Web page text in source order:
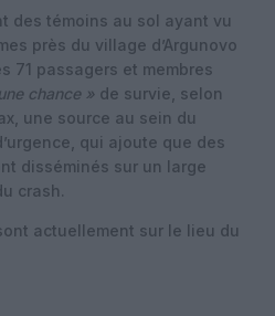
des témoins au sol ayant vu
près du village d’Argunovo
71 passagers et membres
chance » de survie, selon
une source au sein du
qui ajoute que des
disséminés sur un large
crash.
actuellement sur le lieu du